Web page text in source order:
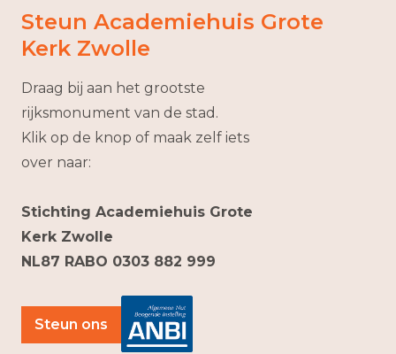
Steun Academiehuis Grote
Kerk Zwolle
Draag bij aan het grootste
rijksmonument van de stad.
Klik op de knop of maak zelf iets
over naar:
Stichting Academiehuis Grote
Kerk Zwolle
NL87 RABO 0303 882 999
Steun ons